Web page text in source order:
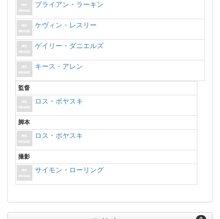
ブライアン・ラーキン
ケヴィン・レスリー
ゲイリー・ダニエルズ
キース・アレン
監督
ロス・ボヤスキ
脚本
ロス・ボヤスキ
撮影
サイモン・ローリング